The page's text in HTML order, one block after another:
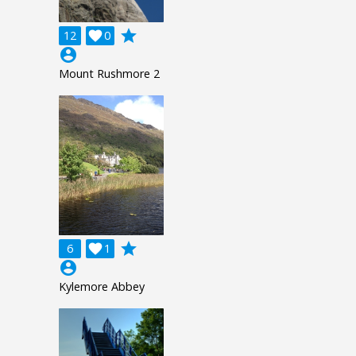
12 0

grade
account_circle
Mount Rushmore 2
6 1

grade
account_circle
Kylemore Abbey